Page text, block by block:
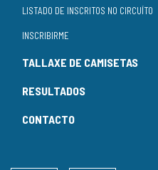
LISTADO DE INSCRITOS NO CIRCUÍTO
INSCRIBIRME
TALLAXE DE CAMISETAS
RESULTADOS
CONTACTO